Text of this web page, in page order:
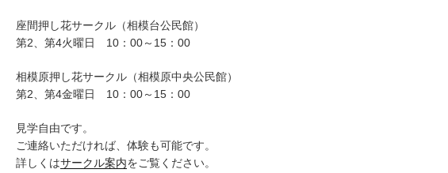
座間押し花サークル（相模台公民館）
第2、第4火曜日 10：00～15：00
相模原押し花サークル（相模原中央公民館）
第2、第4金曜日 10：00～15：00
見学自由です。
ご連絡いただければ、体験も可能です。
詳しくはサークル案内をご覧ください。